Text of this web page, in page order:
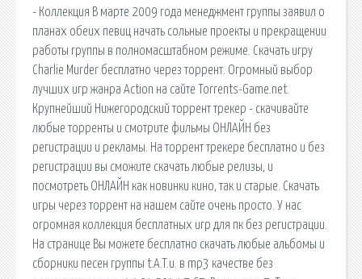
- Коллекция В марте 2009 года менеджмент группы заявил о
планах обеих певиц начать сольные проекты и прекращении
работы группы в полномасштабном режиме. Скачать игру
Charlie Murder бесплатно через торрент. Огромный выбор
лучших игр жанра Action на сайте Torrents-Game.net.
Крупнейший Нижегородский торрент трекер - скачивайте
любые торренты и смотрите фильмы ОНЛАЙН без
регистрации и рекламы. На торрент трекере бесплатно и без
регистрации вы сможите скачать любые релизы, и
посмотреть ОНЛАЙН как новинки кино, так и старые. Скачать
игры через торрент на нашем сайте очень просто. У нас
огромная коллекция бесплатных игр для пк без регистрации.
На странице Вы можете бесплатно скачать любые альбомы и
сборники песен группы t.A.T.u. в mp3 качестве без